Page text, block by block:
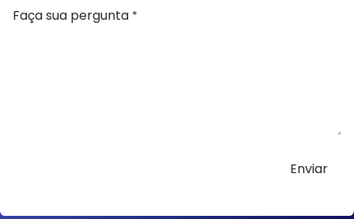
Faça sua pergunta *
Enviar